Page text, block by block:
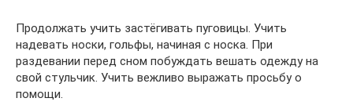
Продолжать учить застёгивать пуговицы. Учить
надевать носки, гольфы, начиная с носка. При
раздевании перед сном побуждать вешать одежду на
свой стульчик. Учить вежливо выражать просьбу о
помощи.